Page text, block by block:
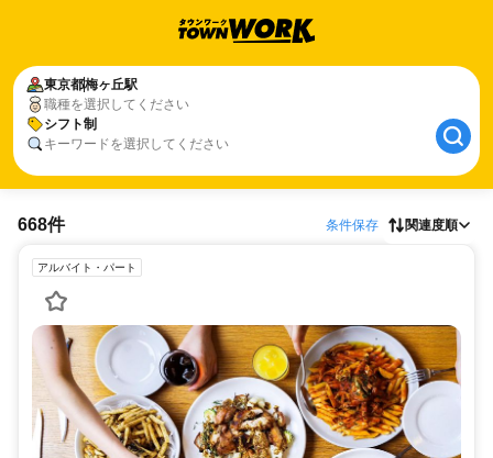
東京都梅ヶ丘駅
職種を選択してください
シフト制
キーワードを選択してください
668件 条件保存 関連度順
アルバイト・パート